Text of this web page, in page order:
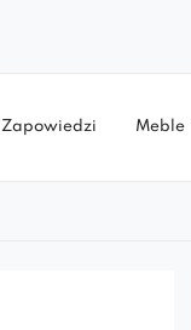
Zapowiedzi Meble